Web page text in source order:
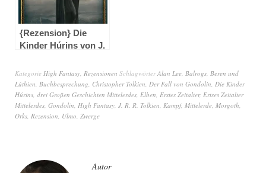
{Rezension} Die
Kinder Húrins von J.
Kategorie High Fantasy, Rezensionen SchlagwörterAlan Lee, Balrogs, Beren und
Lúthien, Buchbesprechung, Christopher Tolkien, Der Fall von Gondolin, Die Kinder
Húrins, drei Großen Geschichten Mittelerdes, Elben, Erstes Zeitalter, Ertses Zeitalter
Mittelerdes, Gondolin, High Fantasy, J. R. R. Tolkien, Kampf, Mittelerde, Morgoth,
Orks, Rezension, Ulmo, Zwerge
Autor